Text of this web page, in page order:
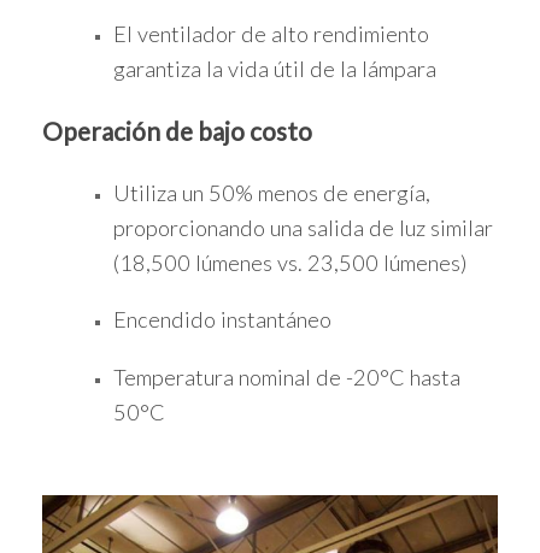
El ventilador de alto rendimiento
garantiza la vida útil de la lámpara
Operación de bajo costo
Utiliza un 50% menos de energía,
proporcionando una salida de luz similar
(18,500 lúmenes vs. 23,500 lúmenes)
Encendido instantáneo
Temperatura nominal de -20°C hasta
50°C